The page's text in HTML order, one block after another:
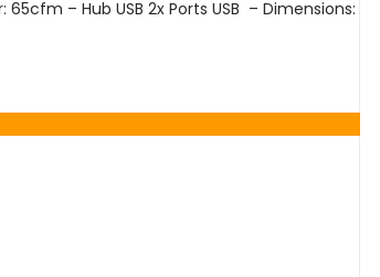
– Hub USB 2x Ports USB – Dimensions: